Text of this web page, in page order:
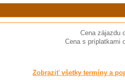
Cena zájazdu
Cena s príplatkami
Zobraziť všetky termíny a